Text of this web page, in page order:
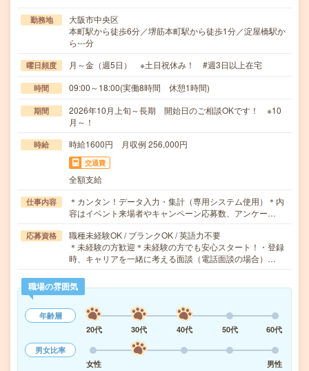
勤務地
大阪市中央区
本町駅から徒歩6分／堺筋本町駅から徒歩1分／淀屋橋駅か
ら---分
曜日頻度 月～金（週5日） ※土日祝休み！ #週3日以上在宅
時間 09:00～18:00(実働8時間 休憩1時間)
期間
2026年10月上旬～長期 開始日のご相談OKです！ ※10
月～！
時給 時給1600円 月収例 256,000円
交通費
全額支給
仕事内容
＊カンタン！データ入力・集計（専用システム使用）＊内
容はイベント来場者やキャンペーン応募数、アンケー…
応募資格
職種未経験OK / ブランクOK / 英語力不要
＊未経験の方歓迎＊未経験の方でも安心スタート！・登録
時、キャリアを一緒に考える面談（電話面談の場合）…
職場の雰囲気
年齢層
20代
30代 40代 50代
60代
男女比率
女性
男性